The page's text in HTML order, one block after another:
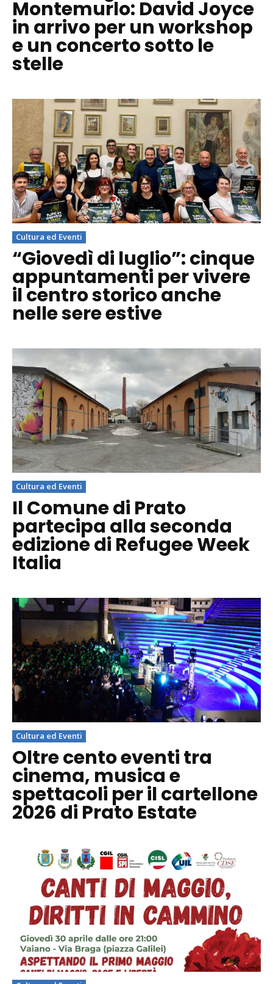
Montemurlo: David Joyce
in arrivo per un workshop
e un concerto sotto le
stelle
Cultura ed Eventi
“Giovedì di luglio”: cinque
appuntamenti per vivere
il centro storico anche
nelle sere estive
Cultura ed Eventi
Il Comune di Prato
partecipa alla seconda
edizione di Refugee Week
Italia
Cultura ed Eventi
Oltre cento eventi tra
cinema, musica e
spettacoli per il cartellone
2026 di Prato Estate